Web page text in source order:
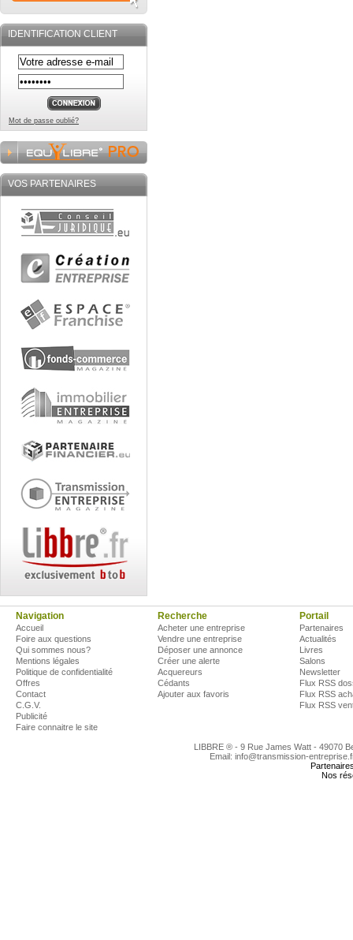
IDENTIFICATION CLIENT
Mot de passe oublié?
VOS PARTENAIRES
Navigation
Accueil
Foire aux questions
Qui sommes nous?
Mentions légales
Politique de confidentialité
Offres
Contact
C.G.V.
Publicité
Faire connaitre le site
Recherche
Acheter une entreprise
Vendre une entreprise
Déposer une annonce
Créer une alerte
Acquereurs
Cédants
Ajouter aux favoris
Portail
Partenaires
Actualités
Livres
Salons
Newsletter
Flux RSS
Flux RSS
Flux RSS
LIBBRE ® - 9 Rue James Watt - 49070
Email: info@transmission-
Nos